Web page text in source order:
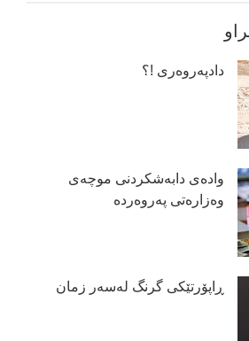
دادپەروەری !؟
وادەی دابەشكردنی موچەی
وەزارەتی پەروەردە
ڕاپۆرتێكی گرنگ لەسەر زمان